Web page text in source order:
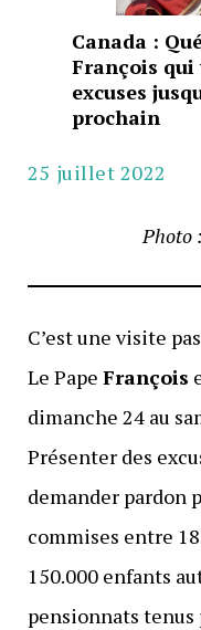
Canada :
François qui
excuses
prochain
25 juillet 2022
Photo
C’est une visite
Le Pape François
dimanche 24 au
Présenter des
demander pardon
commises entre
150.000 enfants
pensionnats